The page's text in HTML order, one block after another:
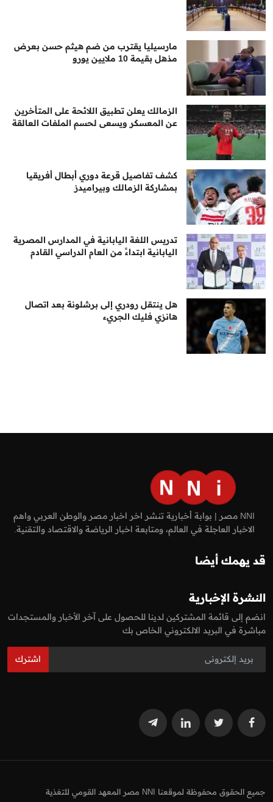
مارسيليا يقترب من ضم هيثم حسن بعرض
مذهل بقيمة 10 ملايين يورو
الزمالك يعلن تطبيق اللائحة على المتأخرين
عن المعسكر ويسعى لحسم الملفات العالقة
كشف تفاصيل قرعة دوري أبطال أفريقيا
بمشاركة الزمالك وبيراميدز
تدريس اللغة اليابانية في المدارس المصرية
اليابانية ابتداءً من العام الدراسي القادم
هل ينتقل رودري إلى برشلونة بعد اتصال
هانزي فليك الجريء
NNI مصر | بوابة أخبارية تنشر اخر اخبار مصر والوطن العربي واهم
الاخبار العاجلة في العالم، ومتابعة اخبار الرياضة والاقتصاد والتقنية.
قد يهمك أيضا
النشرة الإخبارية
انضم إلى قائمة المشتركين لدينا للحصول على آخر الأخبار والمستجدات
مباشرة في البريد الالكتروني الخاص بك
اشترك
جميع الحقوق محفوظة لموقعنا NNI مصر المعهد القومي للتغذية